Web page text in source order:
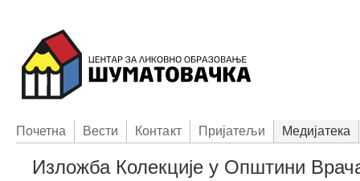
Пoчетна Вести Контакт Приjатељи Медијатека
Изложба Колекције у Општини